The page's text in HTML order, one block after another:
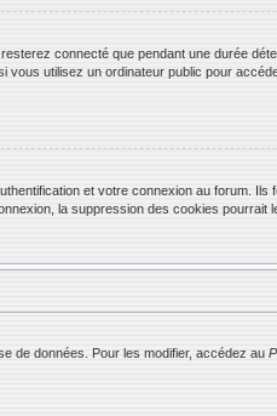
connecté que pendant une durée
vous utilisez un ordinateur public pour
et votre connexion au forum.
la suppression des cookies pourrait
de données. Pour les modifier, accédez au